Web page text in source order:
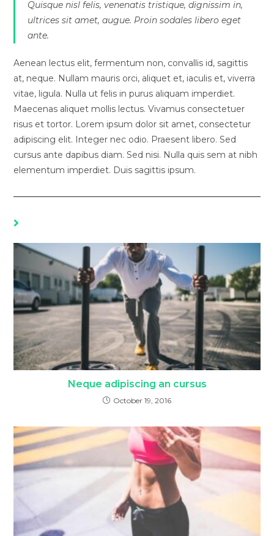
Quisque nisl felis, venenatis tristique, dignissim in,
ultrices sit amet, augue. Proin sodales libero eget
ante.
Aenean lectus elit, fermentum non, convallis id, sagittis
at, neque. Nullam mauris orci, aliquet et, iaculis et, viverra
vitae, ligula. Nulla ut felis in purus aliquam imperdiet.
Maecenas aliquet mollis lectus. Vivamus consectetuer
risus et tortor. Lorem ipsum dolor sit amet, consectetur
adipiscing elit. Integer nec odio. Praesent libero. Sed
cursus ante dapibus diam. Sed nisi. Nulla quis sem at nibh
elementum imperdiet. Duis sagittis ipsum.
Neque adipiscing an cursus
October 19, 2016